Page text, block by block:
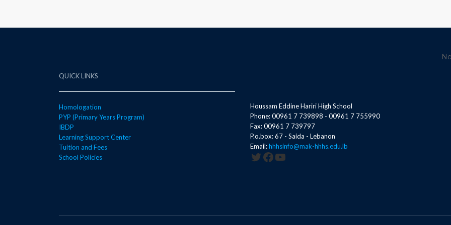
QUICK LINKS
Homologation
PYP (Primary Years Program)
IBDP
Learning Support Center
Tuition and Fees
School Policies
Houssam Eddine Hariri High School
Phone: 00961 7 739898 - 00961 7 755990
Fax: 00961 7 739797
P.o.box: 67 - Saida - Lebanon
Email:hhhsinfo@mak-hhhs.edu.lb
Twitter
Facebook
YouTube